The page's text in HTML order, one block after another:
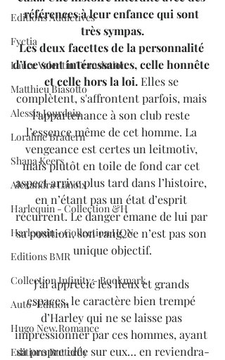
Editions Addictives
Fyctia
Laure Valentin Translation
Matthieu Biasotto
Alessia Jourdain
Loraline Bradern
Shana Keers
Alexandra Lanoix
Harlequin - Collection &H
Harlequin - Collection HQN
Editions BMR
Collection Infinity - Bookmark
Auto-Edition
Hugo New Romance
Editions Butterfly
références à leur enfance qui sont
très sympas.
Les deux facettes de la personnalité
d’Ice sont intéressantes, celle honnête
et celle hors la loi. Elles se
complètent, s'affrontent parfois, mais
l’appartenance à son club reste
l’essence même de cet homme. La
vengeance est certes un leitmotiv,
mais plutôt en toile de fond car cet
aspect arrive plus tard dans l’histoire,
en n’étant pas un état d’esprit
récurrent. Le danger émane de lui par
sa position, son rang, ce n’est pas son
unique objectif.
J’ai apprécié les lieux et grands
espaces, le caractère bien trempé
d’Harley qui ne se laisse pas
impressionner par ces hommes, ayant
sa propre idée sur eux… en reviendra-